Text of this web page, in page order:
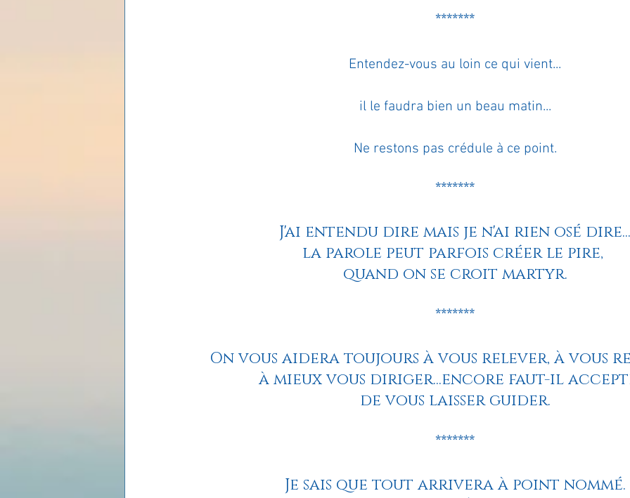
Terestchenko
*******
Entendez-vous au loin ce qui vient...
il le faudra bien un beau matin...
Ne restons pas crédule à ce point.
*******
J'ai entendu dire mais je n'ai rien osé dire...
la parole peut parfois créer le pire,
quand on se croit martyr.
*******
On vous aidera toujours à vous relever, à vous
à mieux vous diriger...encore faut-il
de vous laisser guider.
*******
Je sais que tout arrivera à point nommé.